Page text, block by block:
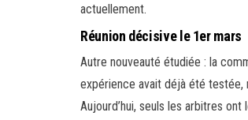
actuellement.
Réunion décisive le 1er mars
Autre nouveauté étudiée : la
expérience avait déjà été testée,
Aujourd’hui, seuls les arbitres